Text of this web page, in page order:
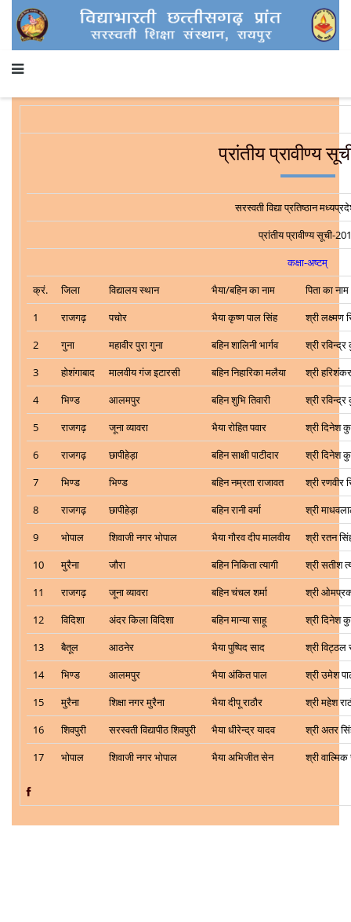
प्रांतीय प्रावीण्य
सरस्वती विद्या प्रतिष्ठान
प्रांतीय प्रावीण्य सूची-
कक्षा-अष्टम्
क्रं.
जिला विद्यालय स्थान भैया/बहिन का नाम
पिता का नाम
1
राजगढ़ पचोर भैया कृष्ण पाल सिंह
श्री लक्ष्मण
2
गुना महावीर पुरा गुना बहिन शालिनी भार्गव
श्री रविन्द्र
3
होशंगाबाद मालवीय गंज इटारसी बहिन निहारिका मलैया
श्री
4
भिण्ड आलमपुर बहिन शुभि तिवारी
श्री रविन्द्र
5
राजगढ़ जूना व्यावरा भैया रोहित पवार
श्री दिनेश
6
राजगढ़ छापीहेड़ा बहिन साक्षी पाटीदार
श्री दिनेश
7
भिण्ड भिण्ड बहिन नम्रता राजावत
श्री रणवीर
8
राजगढ़ छापीहेड़ा बहिन रानी वर्मा
श्री
9
भोपाल शिवाजी नगर भोपाल भैया गौरव दीप मालवीय
श्री रतन
10
मुरैना जौरा बहिन निकिता त्यागी
श्री सतीश
11
राजगढ़ जूना व्यावरा बहिन चंचल शर्मा
श्री
12
विदिशा अंदर किला विदिशा बहिन मान्या साहू
श्री दिनेश
13
बैतूल आठनेर भैया पुष्पिद साद
श्री विट्ठल
14
भिण्ड आलमपुर भैया अंकित पाल
श्री उमेश
15
मुरैना शिक्षा नगर मुरैना भैया दीपू राठौर
श्री महेश
16
शिवपुरी सरस्वती विद्यापीठ शिवपुरी भैया धीरेन्द्र यादव
श्री अतर
17
भोपाल शिवाजी नगर भोपाल भैया अभिजीत सेन श्री